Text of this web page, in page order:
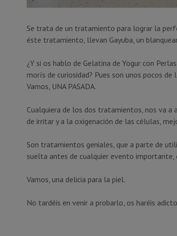
Se trata de un tratamiento para lograr la
éste tratamiento, llevan Gayuba, un
¿Y si os hablo de Gelatina de Yogur con
morís de curiosidad? Pues son unos pocos
Vamos, UNA PASADA.
Cualquiera de los dos tratamientos, nos va
de irritar y a la oxigenación de las células,
Son tratamientos geniales, que a parte de
suelta antes de cualquier evento importante,
Vamos, una delicia para la piel.
No tardéis en venir a probarlo, os haréis